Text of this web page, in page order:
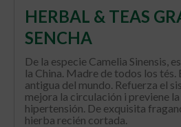
HERBAL & TEAS
SENCHA
De la especie Camelia Sinensis,
la China. Madre de todos los tés.
antigua del mundo. Refuerza el
mejora la circulación i previene
hipertensión. De exquisita
hierba recién cortada.